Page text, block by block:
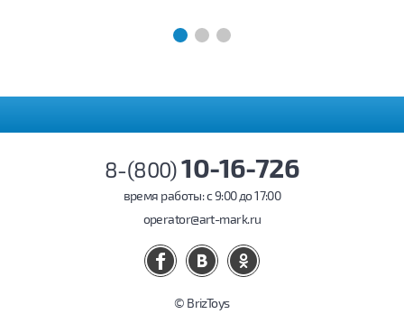
8-(800)10-16-726
время работы: c 9:00 до 17:00
operator@art-mark.ru
© BrizToys